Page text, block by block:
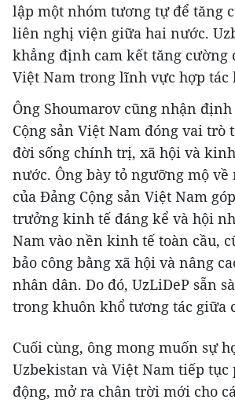
lập một nhóm tương tự để tăng
liên nghị viện giữa hai nước.
khẳng định cam kết tăng cường
Việt Nam trong lĩnh vực hợp
Ông Shoumarov cũng nhận
Cộng sản Việt Nam đóng vai trò
đời sống chính trị, xã hội và
nước. Ông bày tỏ ngưỡng mộ về
của Đảng Cộng sản Việt Nam
trưởng kinh tế đáng kể và hội
Nam vào nền kinh tế toàn cầu,
bảo công bằng xã hội và nâng
nhân dân. Do đó, UzLiDeP sẵn
trong khuôn khổ tương tác giữa
Cuối cùng, ông mong muốn sự
Uzbekistan và Việt Nam tiếp
động, mở ra chân trời mới cho